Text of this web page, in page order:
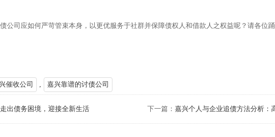
公司应如何严苛管束本身，以更优服务于社群并保障债权人和借款人之权益呢？请各位
催收公司 , 嘉兴靠谱的讨债公司
出债务困境，迎接全新生活 下一篇： 嘉兴个人与企业追债方法分析：